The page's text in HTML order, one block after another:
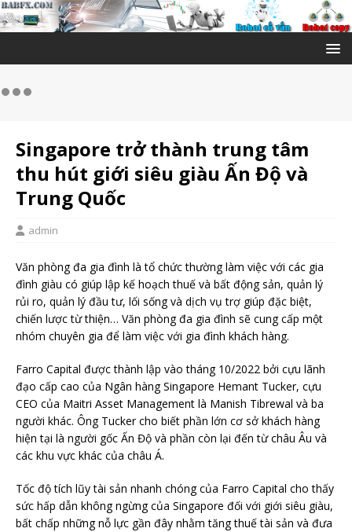
Singapore trở thành trung tâm
thu hút giới siêu giàu Ấn Độ và
Trung Quốc
admin
Văn phòng đa gia đình là tổ chức thường làm việc với các gia
đình giàu có giúp lập kế hoạch thuế và bất động sản, quản lý
rủi ro, quản lý đầu tư, lối sống và dịch vụ trợ giúp đặc biệt,
chiến lược từ thiện… Văn phòng đa gia đình sẽ cung cấp một
nhóm chuyên gia để làm việc với gia đình khách hàng.
Farro Capital được thành lập vào tháng 10/2022 bởi cựu lãnh
đạo cấp cao của Ngân hàng Singapore Hemant Tucker, cựu
CEO của Maitri Asset Management là Manish Tibrewal và ba
người khác. Ông Tucker cho biết phần lớn cơ sở khách hàng
hiện tại là người gốc Ấn Độ và phần còn lại đến từ châu Âu và
các khu vực khác của châu Á.
Tốc độ tích lũy tài sản nhanh chóng của Farro Capital cho thấy
sức hấp dẫn không ngừng của Singapore đối với giới siêu giàu,
bất chấp những nỗ lực gần đây nhằm tăng thuế tài sản và đưa